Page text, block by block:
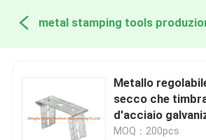
metal stamping tools
Metallo
secco che
d'acciaio
MOQ：200pcs